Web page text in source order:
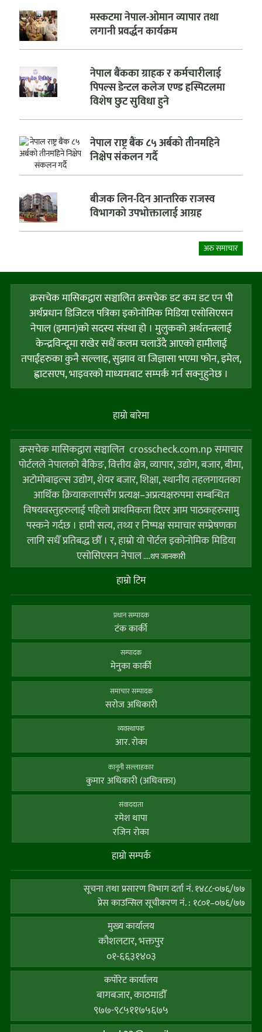
मस्कटमा नेपाल-ओमान व्यापार तथा
लगानी प्रवर्द्धन कार्यक्रम
नेपाल बैंकका ग्राहक र कर्मचारीलाई
पिपल्स डेन्टल कलेज एण्ड हस्पिटलमा
विशेष छुट सुविधा हुने
नेपाल राष्ट्र बैंक ८५ अर्बको तीनमहिने
निक्षेप संकलन गर्दै
बीजक लिन-दिन आन्तरिक राजस्व
विभागको उपभोक्तालाई आग्रह
अरु समाचार
क्रसचेक मासिकद्वारा सञ्चालित क्रसचेक डट कम डट एन पी
अर्थप्रधान डिजिटल पत्रिका इकोनोमिक मिडिया एसोसिएसन
नेपाल (इमान)को सदस्य संस्था हो । मुलुकको अर्थतन्त्रलाई
केन्द्रविन्दूमा राखेर सधैं कलम चलाउँदै आएको हामीलाई
तपाईंहरुका कुनै सल्लाह, सुझाव वा जिज्ञासा भएमा फोन, इमेल,
ह्वाटसएप, भाइवरको माध्यमबाट सम्पर्क गर्न सक्नुहुनेछ ।
हाम्राे बारेमा
क्रसचेक मासिकद्वारा सञ्चालित crosscheck.com.np समाचार
पोर्टलले नेपालको बैकिङ, वित्तीय क्षेत्र, व्यापार, उद्योग, बजार, बीमा,
अटोमोबाइल्स उद्योग, शेयर बजार, शिक्षा, स्थानीय तहलगायतका
आर्थिक क्रियाकलापसँग प्रत्यक्ष–अप्रत्यक्षरुपमा सम्बन्धित
विषयवस्तुहरुलाई पहिलो प्राथमिकता दिएर आम पाठकहरुसामु
पस्कने गर्दछ । हामी सत्य, तथ्य र निष्पक्ष समाचार सम्प्रेषणका
लागि सधैँ प्रतिबद्ध छौँ । र, हाम्राे याे पाेर्टल इकोनोमिक मिडिया
एसोसिएसन नेपाल....थप जानकारी
हाम्राे टिम
प्रधान सम्पादक
टंक कार्की
सम्पादक
मेनुका कार्की
समाचार सम्पादक
सराेज अधिकारी
व्यवस्थापक
आर. राेका
कानूनी सल्लाहकार
कुमार अधिकारी (अधिवक्ता)
संवाददाता
रमेश थापा
रजिन रोका
हाम्राे सम्पर्क
सूचना तथा प्रसारण विभाग दर्ता नं. १४८८-०७६/७७
प्रेस काउन्सिल सूचीकरण नं. : १८०१–०७६/७७
मुख्य कार्यालय
कौशलटार, भक्तपुर
०१-६६३१४०३
कर्पाेरेट कार्यालय
बागबजार, काठमाडौँ
९७७-९८५११७५६७५